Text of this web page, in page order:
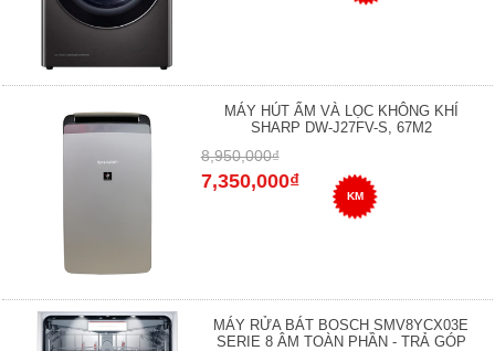
MÁY HÚT ẨM VÀ LỌC KHÔNG KHÍ
SHARP DW-J27FV-S, 67M2
8,950,000₫
7,350,000₫
KM
MÁY RỬA BÁT BOSCH SMV8YCX03E
SERIE 8 ÂM TOÀN PHẦN - TRẢ GÓP